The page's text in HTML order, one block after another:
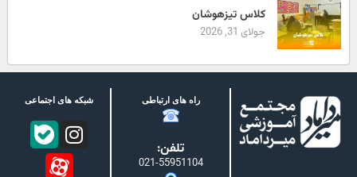
کلاس تیزهوشان
جولای 31, 2026
راه های ارتباطی
تلفن:
021-55951104
شبکه های اجتماعی